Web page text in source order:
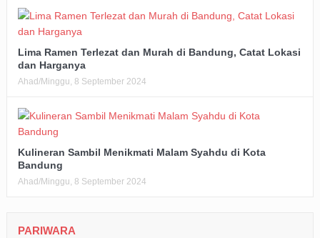
Lima Ramen Terlezat dan Murah di Bandung, Catat Lokasi
dan Harganya
Ahad/Minggu, 8 September 2024
Kulineran Sambil Menikmati Malam Syahdu di Kota
Bandung
Ahad/Minggu, 8 September 2024
PARIWARA